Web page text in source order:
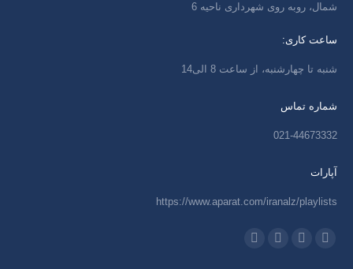
شمال، روبه روی شهرداری ناحیه 6
ساعت کاری:
شنبه تا چهارشنبه، از ساعت 8 الی14
شماره تماس
021-44673332
آپارات
https://www.aparat.com/iranalz/playlists
ما را دنبال کنید در: